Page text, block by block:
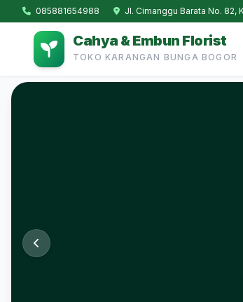
085881654988 Jl. Cimanggu Barata No. 82,
Cahya & Embun Florist
TOKO KARANGAN BUNGA BOGOR